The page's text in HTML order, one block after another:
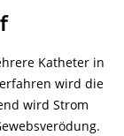
Katheter in
wird die
wird Strom